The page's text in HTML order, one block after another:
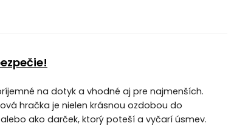
na dotyk a vhodné aj pre najmenších.
hračka je nielen krásnou ozdobou do
ako darček, ktorý poteší a vyčarí úsmev.